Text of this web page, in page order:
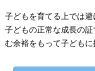
子どもを育てる上では避
子どもの正常な成長の
む余裕をもって子どもに